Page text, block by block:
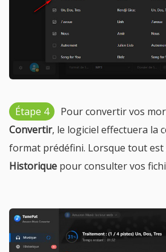
Étape 4
Pour convertir vos
Convertir, le logiciel effectuera la
format prédéfini. Lorsque tout est
Historique pour consulter vos